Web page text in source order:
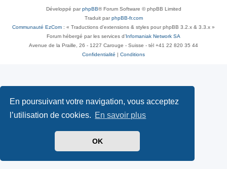
En poursuivant votre navigation, vous acceptez
l’utilisation de cookies. En savoir plus
OK
Développé parphpBB® Forum Software © phpBB Limited
Traduit parphpBB-fr.com
Communauté EzCom : « Traductions d'extensions & styles pour phpBB 3.2.x & 3.3.x »
Forum hébergé par les services d’ Infomaniak Network SA
Avenue de la Praille, 26 - 1227 Carouge - Suisse - tél +41 22 820 35 44
Confidentialité
Conditions